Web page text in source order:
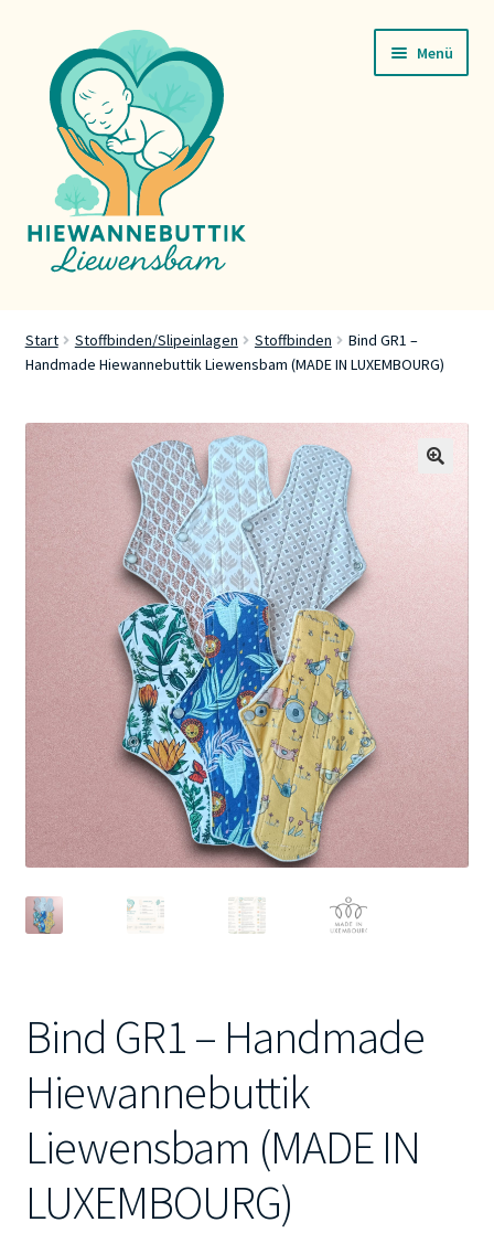
Navigation
springen
Inhalt
springen
Menü
Servicer
Buttik
Press
Kontakt
Start Stoffbinden/Slipeinlagen Stoffbinden
Bind GR1 –
Handmade Hiewannebuttik Liewensbam (MADE IN LUXEMBOURG)
Bind GR1 – Handmade
Hiewannebuttik
Liewensbam (MADE IN
LUXEMBOURG)